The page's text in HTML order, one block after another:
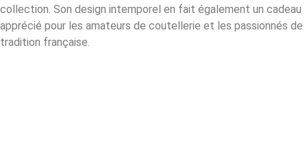
collection. Son design intemporel en fait également un cadeau
apprécié pour les amateurs de coutellerie et les passionnés de
tradition française.